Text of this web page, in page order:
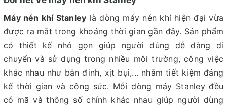
Máy nén khí Stanley là dòng máy nén khí hiện đại vừa
được ra mắt trong khoảng thời gian gần đây. Sản phẩm
có thiết kế nhỏ gọn giúp người dùng dễ dàng di
chuyển và sử dụng trong nhiều môi trường, công việc
khác nhau như bắn đinh, xịt bụi,... nhằm tiết kiệm đáng
kể thời gian và công sức. Mỗi dòng máy Stanley đều
có mã và thông số chính khác nhau giúp người dùng